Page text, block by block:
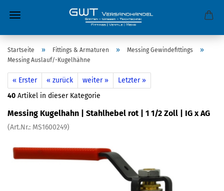
Startseite » Fittings & Armaturen » Messing Gewindefittings »
Messing Auslauf/-Kugelhähne
« Erster « zurück weiter »
Letzter »
40 Artikel in dieser Kategorie
Messing Kugelhahn | Stahlhebel rot | 1 1/2 Zoll | IG x AG
(Art.Nr.: MS1600249)